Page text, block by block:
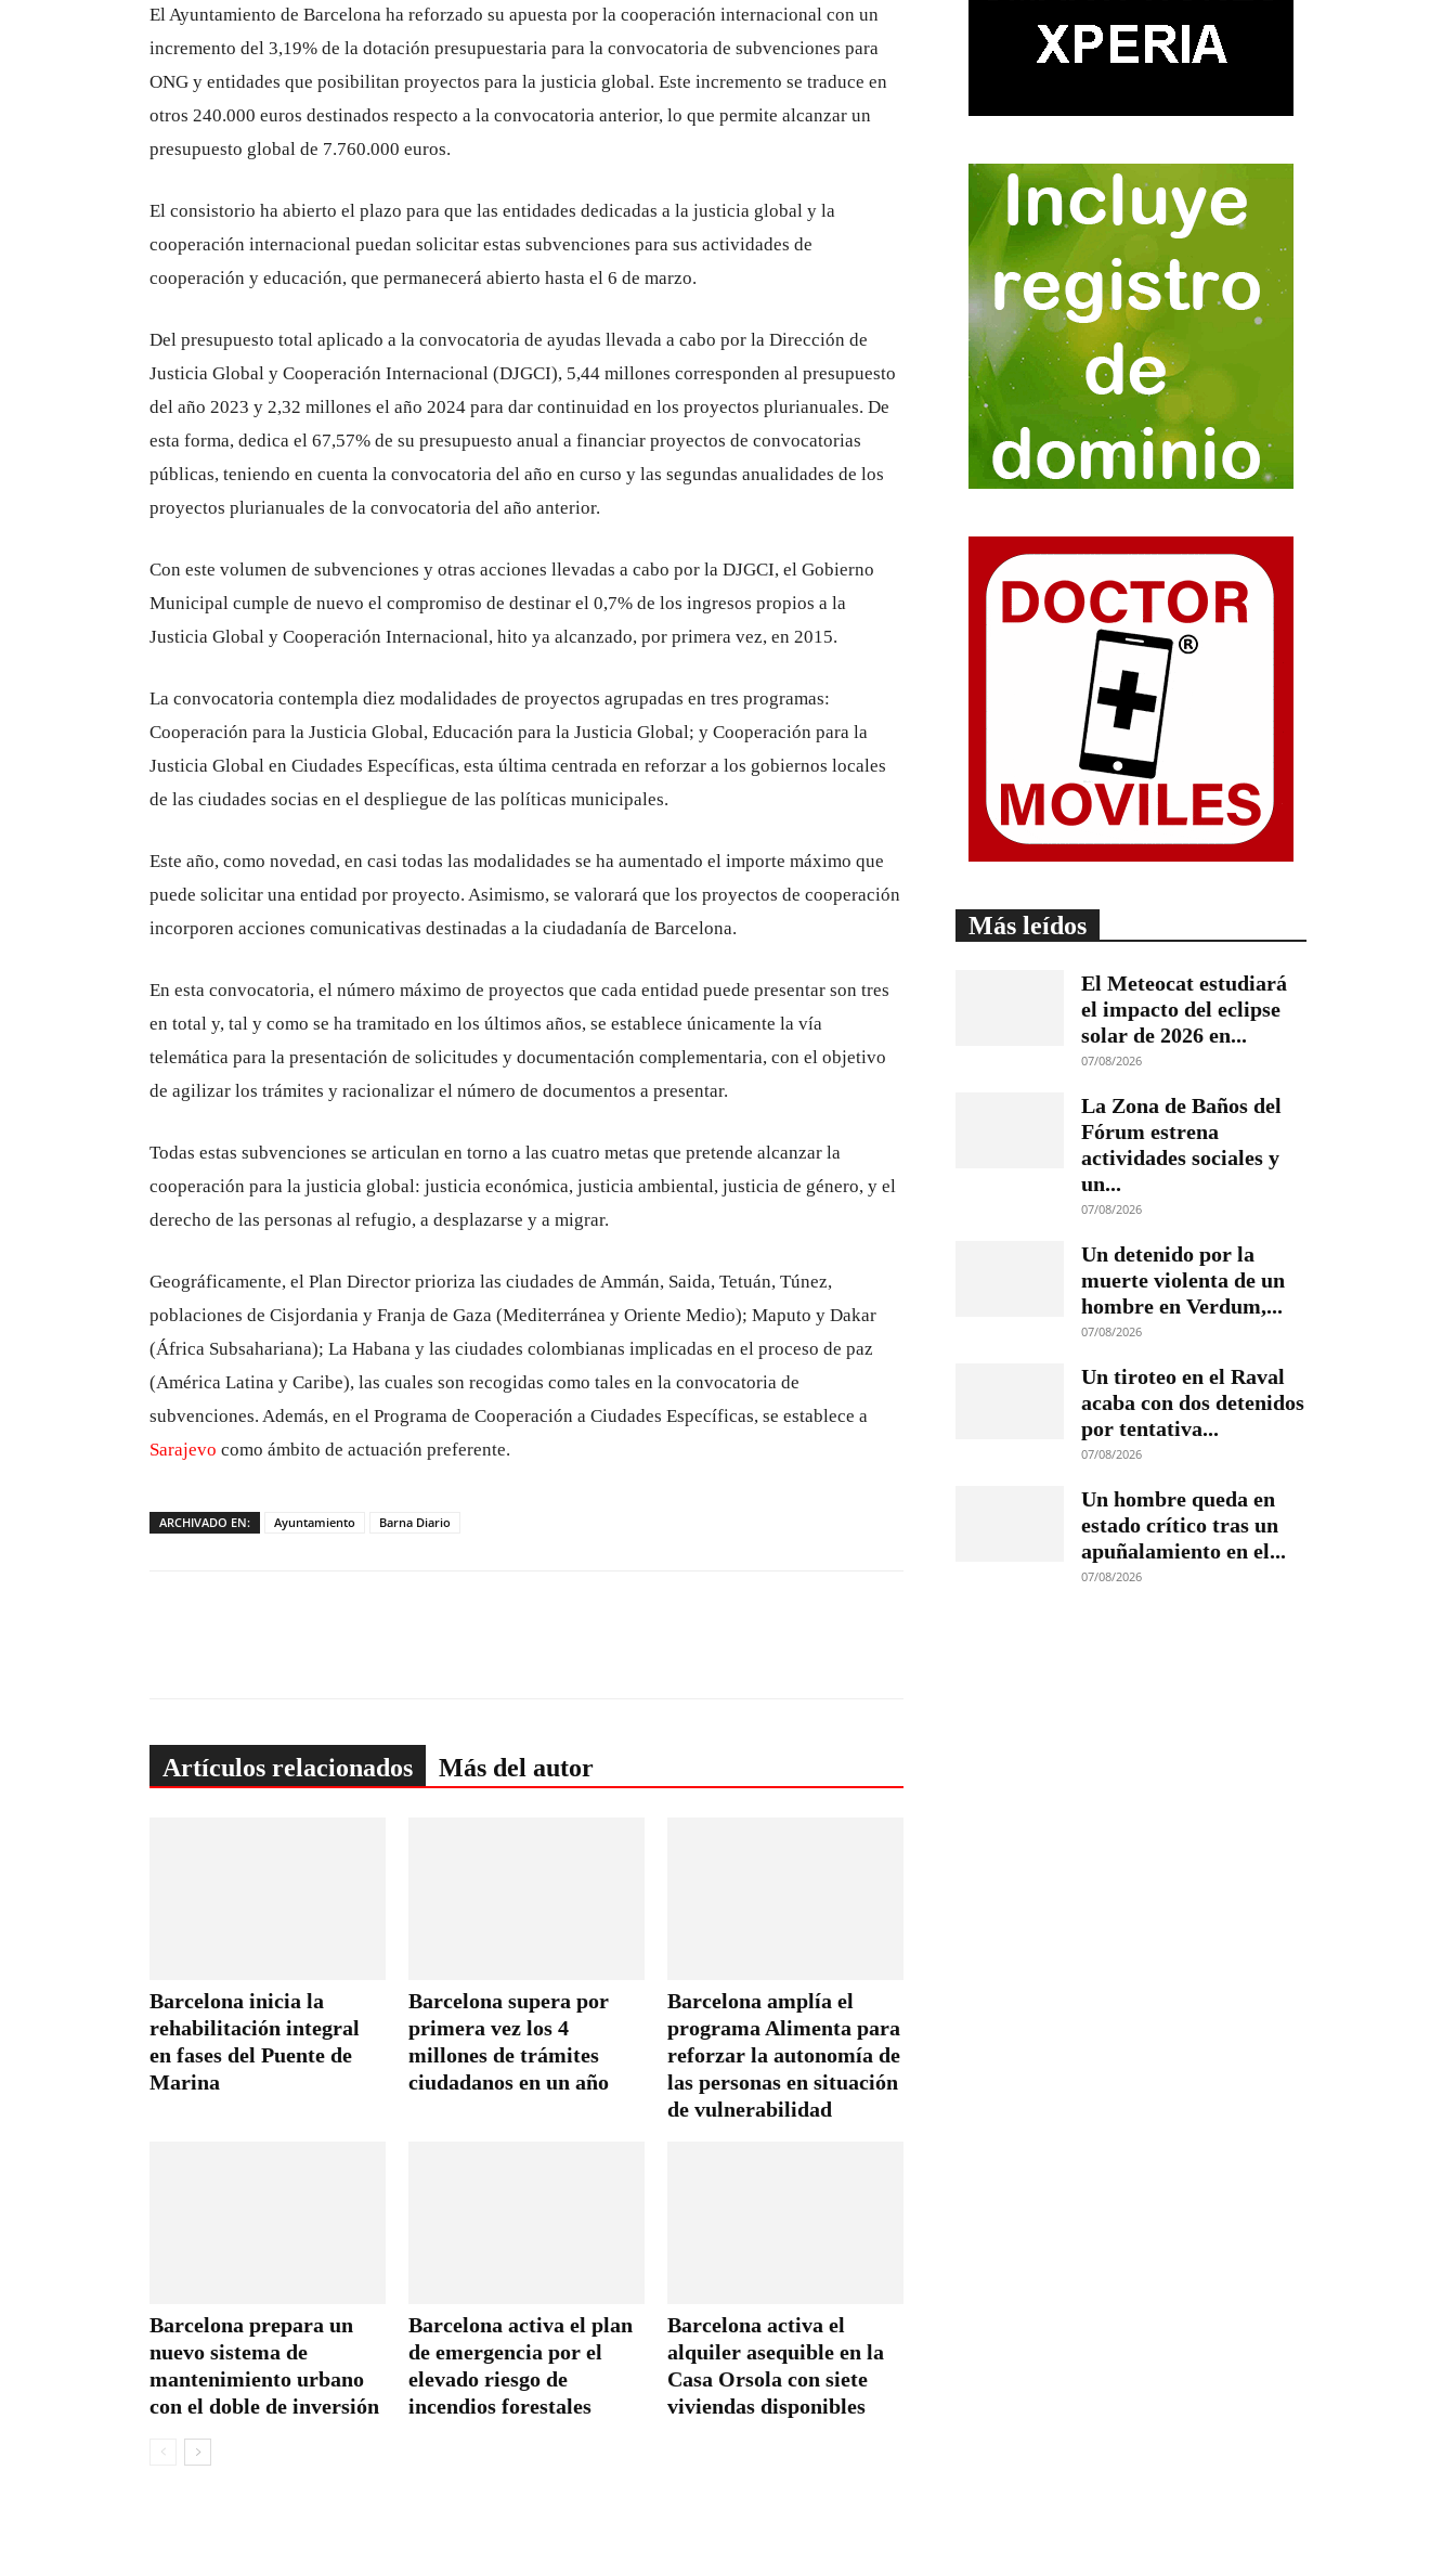
El Ayuntamiento de Barcelona ha reforzado su apuesta por la cooperación internacional con un
incremento del 3,19% de la dotación presupuestaria para la convocatoria de subvenciones para
ONG y entidades que posibilitan proyectos para la justicia global. Este incremento se traduce en
otros 240.000 euros destinados respecto a la convocatoria anterior, lo que permite alcanzar un
presupuesto global de 7.760.000 euros.
El consistorio ha abierto el plazo para que las entidades dedicadas a la justicia global y la
cooperación internacional puedan solicitar estas subvenciones para sus actividades de
cooperación y educación, que permanecerá abierto hasta el 6 de marzo.
Del presupuesto total aplicado a la convocatoria de ayudas llevada a cabo por la Dirección de
Justicia Global y Cooperación Internacional (DJGCI), 5,44 millones corresponden al presupuesto
del año 2023 y 2,32 millones el año 2024 para dar continuidad en los proyectos plurianuales. De
esta forma, dedica el 67,57% de su presupuesto anual a financiar proyectos de convocatorias
públicas, teniendo en cuenta la convocatoria del año en curso y las segundas anualidades de los
proyectos plurianuales de la convocatoria del año anterior.
Con este volumen de subvenciones y otras acciones llevadas a cabo por la DJGCI, el Gobierno
Municipal cumple de nuevo el compromiso de destinar el 0,7% de los ingresos propios a la
Justicia Global y Cooperación Internacional, hito ya alcanzado, por primera vez, en 2015.
La convocatoria contempla diez modalidades de proyectos agrupadas en tres programas:
Cooperación para la Justicia Global, Educación para la Justicia Global; y Cooperación para la
Justicia Global en Ciudades Específicas, esta última centrada en reforzar a los gobiernos locales
de las ciudades socias en el despliegue de las políticas municipales.
Este año, como novedad, en casi todas las modalidades se ha aumentado el importe máximo que
puede solicitar una entidad por proyecto. Asimismo, se valorará que los proyectos de cooperación
incorporen acciones comunicativas destinadas a la ciudadanía de Barcelona.
En esta convocatoria, el número máximo de proyectos que cada entidad puede presentar son tres
en total y, tal y como se ha tramitado en los últimos años, se establece únicamente la vía
telemática para la presentación de solicitudes y documentación complementaria, con el objetivo
de agilizar los trámites y racionalizar el número de documentos a presentar.
Todas estas subvenciones se articulan en torno a las cuatro metas que pretende alcanzar la
cooperación para la justicia global: justicia económica, justicia ambiental, justicia de género, y el
derecho de las personas al refugio, a desplazarse y a migrar.
Geográficamente, el Plan Director prioriza las ciudades de Ammán, Saida, Tetuán, Túnez,
poblaciones de Cisjordania y Franja de Gaza (Mediterránea y Oriente Medio); Maputo y Dakar
(África Subsahariana); La Habana y las ciudades colombianas implicadas en el proceso de paz
(América Latina y Caribe), las cuales son recogidas como tales en la convocatoria de
subvenciones. Además, en el Programa de Cooperación a Ciudades Específicas, se establece a
Sarajevo como ámbito de actuación preferente.
ARCHIVADO EN: Ayuntamiento Barna Diario
Artículos relacionados Más del autor
Barcelona inicia la
rehabilitación integral
en fases del Puente de
Marina
Barcelona supera por
primera vez los 4
millones de trámites
ciudadanos en un año
Barcelona amplía el
programa Alimenta para
reforzar la autonomía de
las personas en situación
de vulnerabilidad
Barcelona prepara un
nuevo sistema de
mantenimiento urbano
con el doble de inversión
Barcelona activa el plan
de emergencia por el
elevado riesgo de
incendios forestales
Barcelona activa el
alquiler asequible en la
Casa Orsola con siete
viviendas disponibles
Más leídos
El Meteocat estudiará
el impacto del eclipse
solar de 2026 en...
07/08/2026
La Zona de Baños del
Fórum estrena
actividades sociales y
un...
07/08/2026
Un detenido por la
muerte violenta de un
hombre en Verdum,...
07/08/2026
Un tiroteo en el Raval
acaba con dos detenidos
por tentativa...
07/08/2026
Un hombre queda en
estado crítico tras un
apuñalamiento en el...
07/08/2026